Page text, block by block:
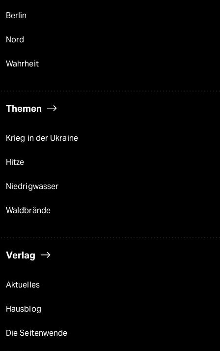
Berlin
Nord
Wahrheit
Themen
Krieg in der Ukraine
Hitze
Niedrigwasser
Waldbrände
Verlag
Aktuelles
Hausblog
Die Seitenwende